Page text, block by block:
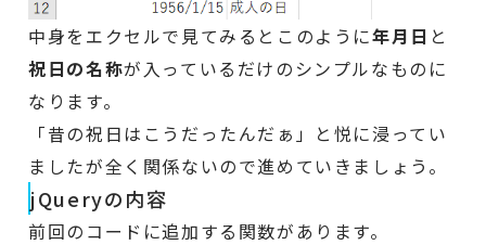
中身をエクセルで見てみるとこのように年月日 と
祝日の名称が入っているだけのシンプルなものに
なります。
「昔の祝日はこうだったんだぁ」と悦に浸ってい
ましたが全く関係ないので進めていきましょう。
jQueryの内容
前回のコードに追加する関数があります。